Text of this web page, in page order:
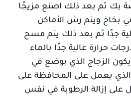
بك ثم بعد ذلك اصنع مزيجًا
بخاخ ويتم رش الأماكن
جدًا ثم بعد ذلك يتم مسح
حرارة عالية جدًا بالماء
الزجاج الذي يوضع في
الذي يعمل على المحافظة على
على إزالة الرطوبة في نفس